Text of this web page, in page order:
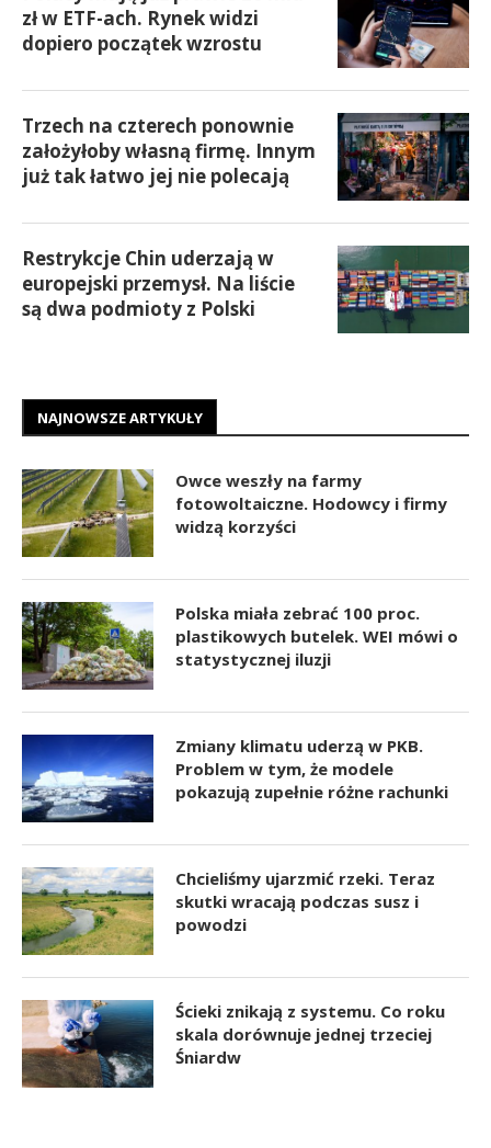
zł w ETF-ach. Rynek widzi
dopiero początek wzrostu
Trzech na czterech ponownie
założyłoby własną firmę. Innym
już tak łatwo jej nie polecają
Restrykcje Chin uderzają w
europejski przemysł. Na liście
są dwa podmioty z Polski
NAJNOWSZE ARTYKUŁY
Owce weszły na farmy
fotowoltaiczne. Hodowcy i firmy
widzą korzyści
Polska miała zebrać 100 proc.
plastikowych butelek. WEI mówi o
statystycznej iluzji
Zmiany klimatu uderzą w PKB.
Problem w tym, że modele
pokazują zupełnie różne rachunki
Chcieliśmy ujarzmić rzeki. Teraz
skutki wracają podczas susz i
powodzi
Ścieki znikają z systemu. Co roku
skala dorównuje jednej trzeciej
Śniardw